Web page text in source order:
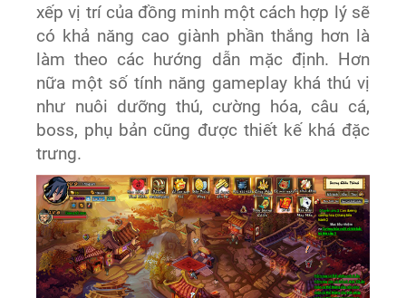
xếp vị trí của đồng minh một cách hợp lý sẽ
có khả năng cao giành phần thắng hơn là
làm theo các hướng dẫn mặc định. Hơn
nữa một số tính năng gameplay khá thú vị
như nuôi dưỡng thú, cường hóa, câu cá,
boss, phụ bản cũng được thiết kế khá đặc
trưng.